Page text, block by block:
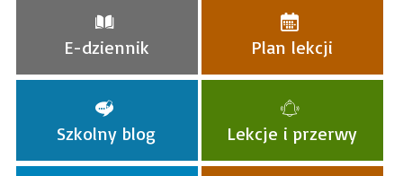
E-dziennik Plan lekcji
Szkolny blog Lekcje i przerwy